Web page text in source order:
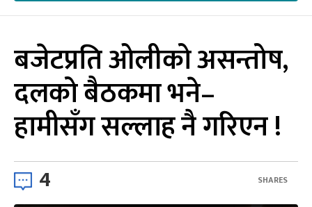
बजेटप्रति ओलीको असन्तोष,
दलको बैठकमा भने–
हामीसँग सल्लाह नै गरिएन !
4 SHARES